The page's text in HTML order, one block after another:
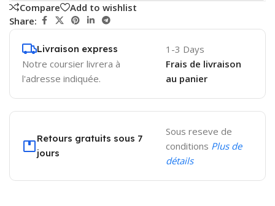
Compare
Add to wishlist
Share:
Livraison express
Notre coursier livrera à
l'adresse indiquée.
1-3 Days
Frais de livraison
au panier
Retours gratuits sous 7
jours
Sous reseve de
conditions Plus de
détails